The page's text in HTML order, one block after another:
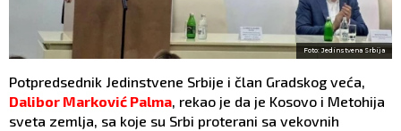
Foto: Jedinstvena Srbija
Potpredsednik Jedinstvene Srbije i član Gradskog veća,
Dalibor Marković Palma, rekao je da je Kosovo i Metohija
sveta zemlja, sa koje su Srbi proterani sa vekovnih